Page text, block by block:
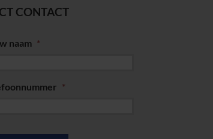
CONTACT
naam *
*